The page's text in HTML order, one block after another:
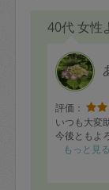
40代 女性
評価：
いつも大変
今後ともよ
もっと見る